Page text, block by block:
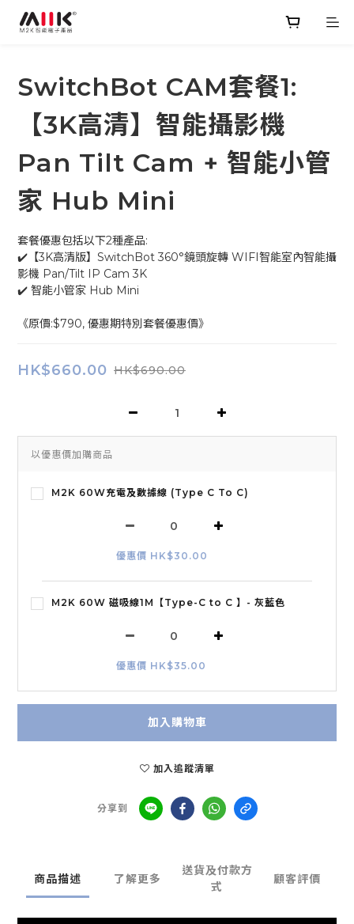
SwitchBot CAM套餐1:
【3K高清】智能攝影機
Pan Tilt Cam + 智能小管
家 Hub Mini
套餐優惠包括以下2種產品:
✔️【3K高清版】SwitchBot 360°鏡頭旋轉 WIFI智能室內智能攝
影機 Pan/Tilt IP Cam 3K
✔️ 智能小管家 Hub Mini
《原價:$790, 優惠期特別套餐優惠價》
HK$660.00 HK$690.00
以優惠價加購商品
M2K 60W充電及數據線 (Type C To C)
優惠價 HK$30.00
M2K 60W 磁吸線1M【Type-C to C 】- 灰藍色
優惠價 HK$35.00
加入購物車
加入追蹤清單
分享到
商品描述 了解更多
送貨及付款方
式
顧客評價